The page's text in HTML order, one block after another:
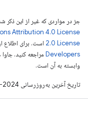
جز در مواردی که غیر از این
Attribution 4.0 License
2.0 License است. برای اطلاع
Developers‏
وابسته به آن است.
تاریخ آخرین به‌روزرسانی 2024-03-31 به‌وقت ساعت هماهنگ جهانی.